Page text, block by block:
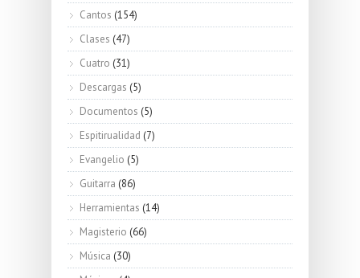
Cantos (154)
Clases (47)
Cuatro (31)
Descargas (5)
Documentos (5)
Espitirualidad (7)
Evangelio (5)
Guitarra (86)
Herramientas (14)
Magisterio (66)
Música (30)